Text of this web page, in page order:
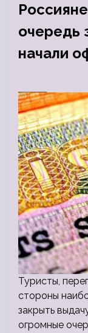
очередь
начали
Туристы,
стороны
закрыть
огромные